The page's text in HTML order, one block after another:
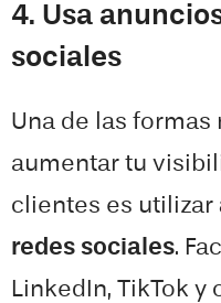
4. Usa
sociales
Una de las formas
aumentar tu
clientes es utilizar
redes sociales.
LinkedIn, TikTok y